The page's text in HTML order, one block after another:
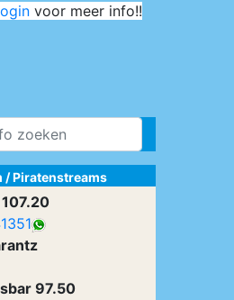
voor meer info!!
/Piratenstreams
97.50